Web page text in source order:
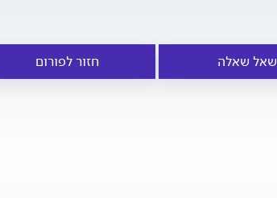
שאל שאלה חזור לפורום